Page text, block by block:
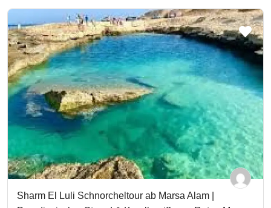
Sharm El Luli Schnorcheltour ab Marsa Alam |